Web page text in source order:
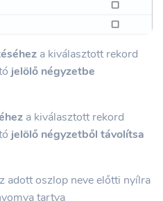
a kiválasztott rekord
jelölő négyzetbe
a kiválasztott rekord
jelölő négyzetből távolítsa
adott oszlop neve előtti nyílra
tartva